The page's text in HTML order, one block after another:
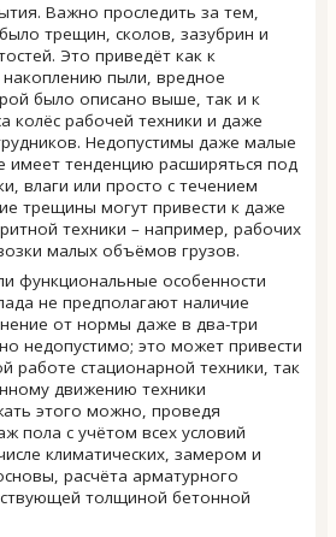
Важно проследить за тем,
трещин, сколов, зазубрин и
Это приведёт как к
пыли, вредное
было описано выше, так и к
колёс рабочей техники и даже
Недопустимы даже малые
тенденцию расширяться под
влаги или просто с течением
трещины могут привести к даже
техники – например, рабочих
малых объёмов грузов.
функциональные особенности
не предполагают наличие
от нормы даже в два-три
недопустимо; это может привести
работе стационарной техники, так
движению техники
этого можно, проведя
пола с учётом всех условий
климатических, замером и
расчёта арматурного
толщиной бетонной